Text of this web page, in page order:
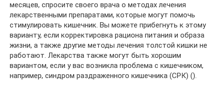
месяцев, спросите своего врача о методах лечения
лекарственными препаратами, которые могут помочь
стимулировать кишечник. Вы можете прибегнуть к этому
варианту, если корректировка рациона питания и образа
жизни, а также другие методы лечения толстой кишки не
работают. Лекарства также могут быть хорошим
вариантом, если у вас возникла проблема с кишечником,
например, синдром раздраженного кишечника (СРК) ().